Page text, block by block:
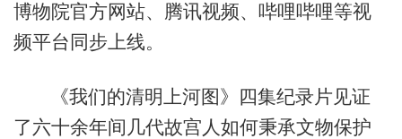
博物院官方网站、腾讯视频、哔哩哔哩等视
频平台同步上线。
《我们的清明上河图》四集纪录片见证
了六十余年间几代故宫人如何秉承文物保护